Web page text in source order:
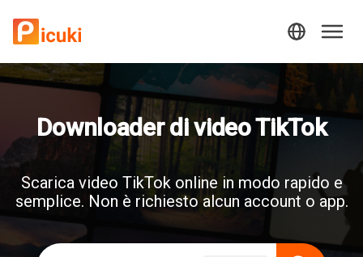
Downloader di video TikTok
Scarica video TikTok online in modo rapido e
semplice. Non è richiesto alcun account o app.